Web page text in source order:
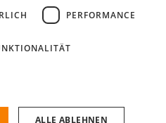
Sie ein Unternehmensprofil
PERFORMANCE
ALLE ABLEHNEN